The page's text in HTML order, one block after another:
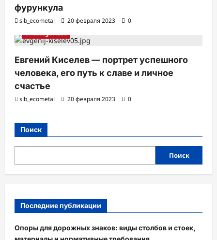
фурункула
sib_ecometal 20 февраля 2023
0
Uncategorised
Евгений Киселев — портрет успешного
человека, его путь к славе и личное
счастье
sib_ecometal 20 февраля 2023 0
Поиск
Поиск
Последние публикации
Опоры для дорожных знаков: виды столбов и стоек,